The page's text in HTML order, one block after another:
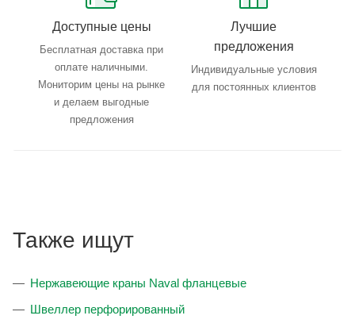
Доступные цены
Бесплатная доставка при
оплате наличными.
Мониторим цены на рынке
и делаем выгодные
предложения
Лучшие
предложения
Индивидуальные условия
для постоянных клиентов
Также ищут
Нержавеющие краны Naval фланцевые
Швеллер перфорированный